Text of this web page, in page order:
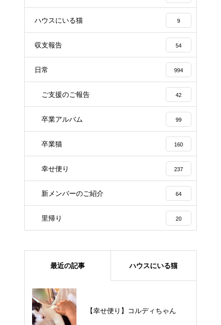
ハウスにいる猫 9
収支報告 54
日常 994
ご支援のご報告 42
卒業アルバム 99
卒業猫 160
幸せ便り 237
新メンバーのご紹介 64
里帰り 20
最近の記事 ハウスにいる猫
【幸せ便り】コルディちゃん
【里親様募集中】メメちゃん